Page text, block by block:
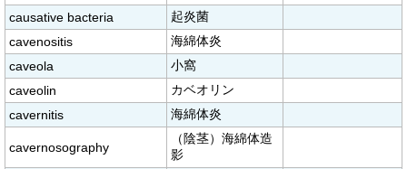
causative bacteria
起炎菌
cavenositis
海綿体炎
caveola
小窩
caveolin
カベオリン
cavernitis
海綿体炎
cavernosography
（陰茎）海綿体造
影